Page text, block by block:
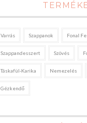
Varrás Szappanok Fonal
Szappandesszert Szövés
Táskafül-Karika Nemezelés
Gézkendő